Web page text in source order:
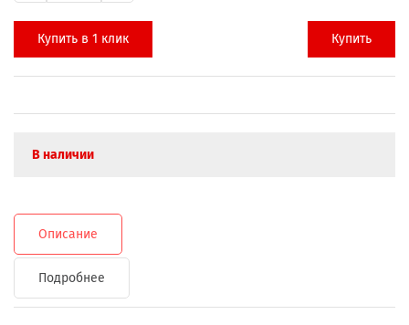
Купить в 1 клик Купить
В наличии
Описание
Подробнее